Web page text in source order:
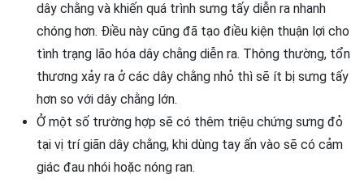
dây chằng và khiến quá trình sưng tấy diễn ra nhanh
chóng hơn. Điều này cũng đã tạo điều kiện thuận lợi cho
tình trạng lão hóa dây chằng diễn ra. Thông thường, tổn
thương xảy ra ở các dây chằng nhỏ thì sẽ ít bị sưng tấy
hơn so với dây chằng lớn.
Ở một số trường hợp sẽ có thêm triệu chứng sưng đỏ
tại vị trí giãn dây chằng, khi dùng tay ấn vào sẽ có cảm
giác đau nhói hoặc nóng ran.